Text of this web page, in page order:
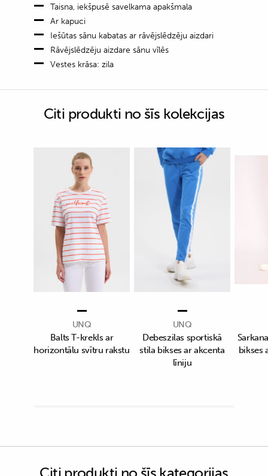
Taisna, iekšpusē savelkama apakšmala
Ar kapuci
Iešūtas sānu kabatas ar rāvējslēdzēju aizdari
Rāvējslēdzēju aizdare sānu vīlēs
Vestes krāsa: zila
Citi produkti no šīs kolekcijas
UNQ
Balts T-krekls ar
horizontālu svītru rakstu
UNQ
Debeszilas sportiskā
stila bikses ar akcenta
līniju
bikses
Citi produkti no šīs kategorijas